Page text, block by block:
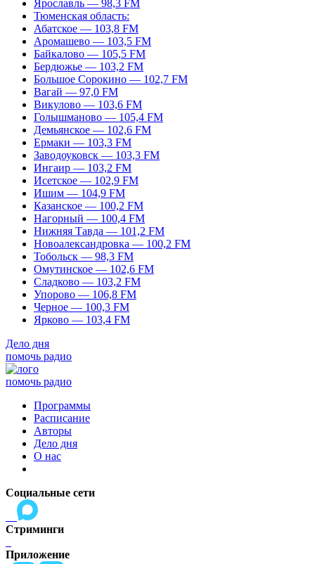
Ярославль — 98,3 FM
Тюменская область:
Абатское — 103,8 FM
Аромашево — 103,5 FM
Байкалово — 105,5 FM
Бердюжье — 103,2 FM
Большое Сорокино — 102,7 FM
Вагай — 97,0 FM
Викулово — 103,6 FM
Голышманово — 105,4 FM
Демьянское — 102,6 FM
Ермаки — 103,3 FM
Заводоуковск — 103,3 FM
Ингаир — 103,2 FM
Исетское — 102,9 FM
Ишим — 104,9 FM
Казанское — 100,2 FM
Нагорный — 100,4 FM
Нижняя Тавда — 101,2 FM
Новоалександровка — 100,2 FM
Тобольск — 98,3 FM
Омутинское — 102,6 FM
Сладково — 103,2 FM
Упорово — 106,8 FM
Черное — 100,3 FM
Ярково — 103,4 FM
Дело дня
помочь радио
помочь радио
Программы
Расписание
Авторы
Дело дня
О нас
Социальные сети
Стриминги
Приложение